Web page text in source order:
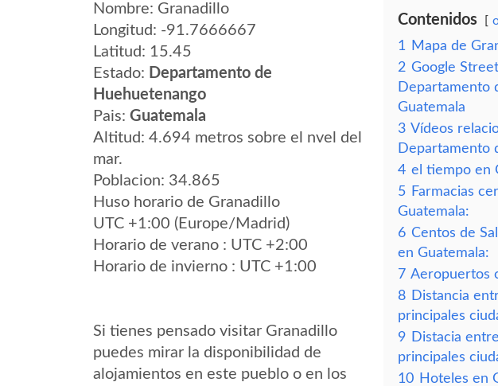
Nombre: Granadillo
Longitud: -91.7666667
Latitud: 15.45
Estado: Departamento de
Huehuetenango
Pais: Guatemala
Altitud: 4.694 metros sobre el nvel del
mar.
Poblacion: 34.865
Huso horario de Granadillo
UTC +1:00 (Europe/Madrid)
Horario de verano : UTC +2:00
Horario de invierno : UTC +1:00
Si tienes pensado visitar Granadillo
puedes mirar la disponibilidad de
alojamientos en este pueblo o en los
Contenidos
1
Mapa de
2 Google
Departamento
Guatemala
3 Vídeos
Departamento
4 el tiempo en
5 Farmacias
Guatemala:
6 Centos de
en Guatemala:
7 Aeropuertos
8 Distancia
principales
9 Distacia
principales
10 Hoteles en